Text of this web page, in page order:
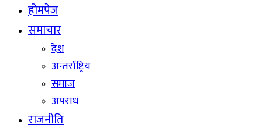
होमपेज
समाचार
देश
अन्तर्राष्ट्रिय
समाज
अपराध
राजनीति